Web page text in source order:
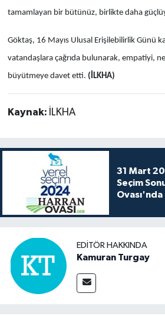
tamamlayan bir bütünüz, birlikte daha
Göktaş, 16 Mayıs Ulusal Erişilebilirlik Günü
vatandaşlara çağrıda bulunarak, empatiyi,
büyütmeye davet etti. (İLKHA)
Kaynak: İLKHA
31 Mart
Seçim
Ovası'nda
EDITÖR HAKKINDA
Kamuran Turgay